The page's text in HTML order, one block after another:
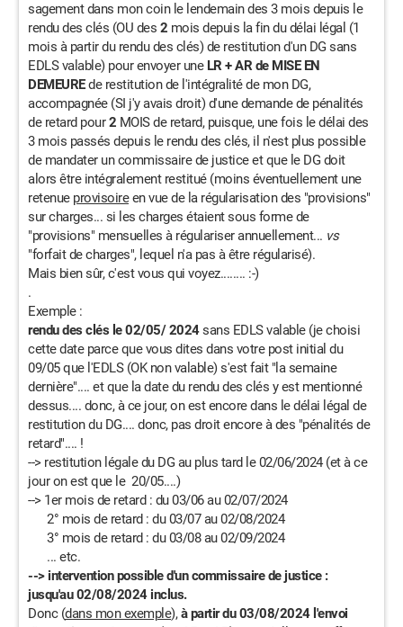
sagement dans mon coin le lendemain des 3 mois depuis le
rendu des clés (OU des 2 mois depuis la fin du délai légal (1
mois à partir du rendu des clés) de restitution d'un DG sans
EDLS valable) pour envoyer une LR + AR de MISE EN
DEMEUREde restitution de l'intégralité de mon DG,
accompagnée (SI j'y avais droit) d'une demande de pénalités
de retard pour2 MOIS de retard, puisque, une fois le délai des
3 mois passés depuis le rendu des clés, il n'est plus possible
de mandater un commissaire de justice et que le DG doit
alors être intégralement restitué (moins éventuellement une
retenue provisoireen vue de la régularisation des "provisions"
sur charges... si les charges étaient sous forme de
"provisions" mensuelles à régulariser annuellement... vs
"forfait de charges", lequel n'a pas à être régularisé).
Mais bien sûr, c'est vous qui voyez........ :-)
.
Exemple :
rendu des clés le 02/05/ 2024sans EDLS valable (je choisi
cette date parce que vous dites dans votre post initial du
09/05 que l'EDLS (OK non valable) s'est fait "la semaine
dernière".... et que la date du rendu des clés y est mentionné
dessus.... donc, à ce jour, on est encore dans le délai légal de
restitution du DG.... donc, pas droit encore à des "pénalités de
retard".... !
--> restitution légale du DG au plus tard le 02/06/2024 (et à ce
jour on est que le 20/05....)
--> 1er mois de retard : du 03/06 au 02/07/2024
2° mois de retard : du 03/07 au 02/08/2024
3° mois de retard : du 03/08 au 02/09/2024
... etc.
--> intervention possible d'un commissaire de justice :
jusqu'au 02/08/2024 inclus.
Donc (dans mon exemple),à partir du 03/08/2024 l'envoi